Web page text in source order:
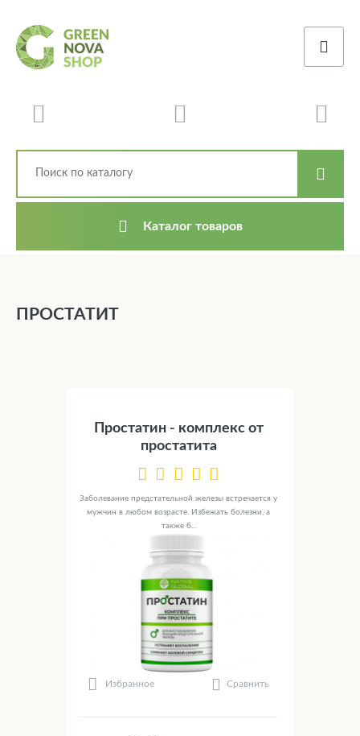
Каталог товаров
ПРОСТАТИТ
Простатин - комплекс от
простатита
Заболевание предстательной железы встречается у
мужчин в любом возрасте. Избежать болезни, а
также б...
Избранное Сравнить